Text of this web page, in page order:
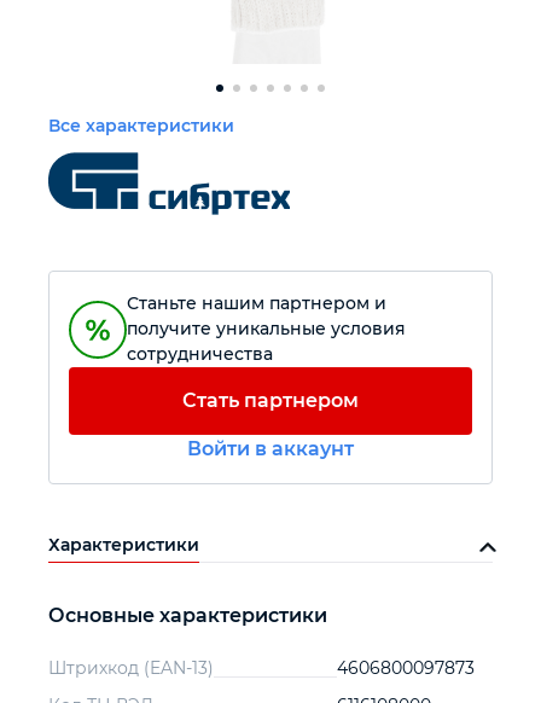
Режущий инструмент
Все характеристики
Станьте нашим партнером и
получите уникальные условия
сотрудничества
Стать партнером
Войти в аккаунт
Характеристики
Основные характеристики
Штрихкод (EAN-13)
4606800097873